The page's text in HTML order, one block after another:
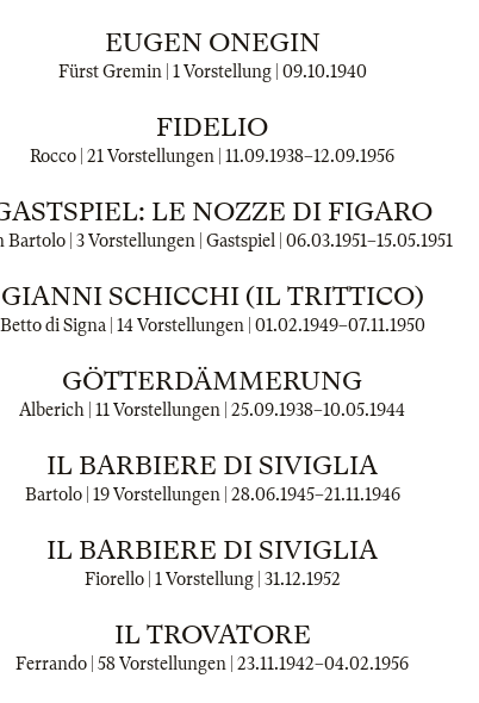
EUGEN ONEGIN
Fürst Gremin | 1 Vorstellung | 09.10.1940
FIDELIO
Rocco | 21 Vorstellungen | 11.09.1938–12.09.1956
LE NOZZE DI FIGARO
Bartolo | 3 Vorstellungen | Gastspiel | 06.03.1951–15.05.1951
GIANNI SCHICCHI (IL TRITTICO)
Betto di Signa | 14 Vorstellungen | 01.02.1949–07.11.1950
GÖTTERDÄMMERUNG
Alberich | 11 Vorstellungen | 25.09.1938–10.05.1944
IL BARBIERE DI SIVIGLIA
Bartolo | 19 Vorstellungen | 28.06.1945–21.11.1946
IL BARBIERE DI SIVIGLIA
Fiorello | 1 Vorstellung | 31.12.1952
IL TROVATORE
Ferrando | 58 Vorstellungen | 23.11.1942–04.02.1956